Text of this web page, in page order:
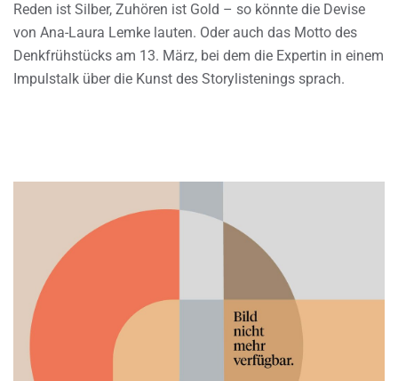
Reden ist Silber, Zuhören ist Gold – so könnte die Devise
von Ana-Laura Lemke lauten. Oder auch das Motto des
Denkfrühstücks am 13. März, bei dem die Expertin in einem
Impulstalk über die Kunst des Storylistenings sprach.